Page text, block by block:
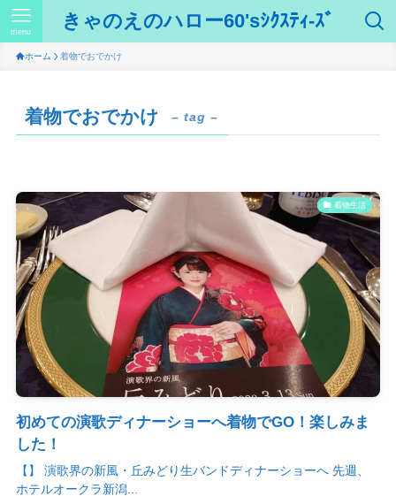
きゃのえのハロー60'sｼｸｽﾃｨ-ｽﾞ
menu
ホーム 着物でおでかけ
着物でおでかけ – tag –
着物生活
初めての演歌ディナーショーへ着物でGO！楽しみま
した！
【】 演歌界の新風・丘みどり生バンドディナーショーへ 先週、
ホテルオークラ新潟...